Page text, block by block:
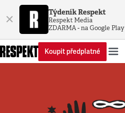
× Týdeník Respekt
Respekt Media
ZDARMA - na Google Play
Koupit předplatné